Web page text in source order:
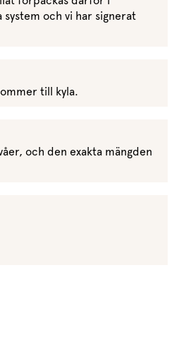
och vi har signerat
till kyla.
och den exakta mängden